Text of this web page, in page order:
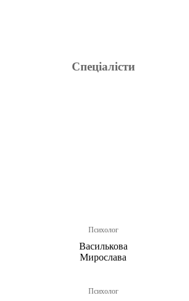
Спеціалісти
Психолог
Василькова
Мирослава
Психолог